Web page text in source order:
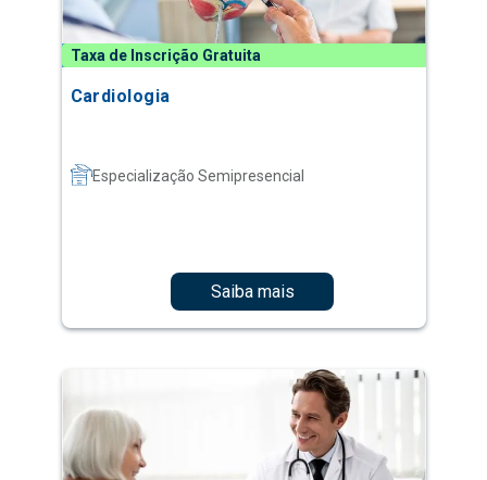
Taxa de Inscrição Gratuita
Cardiologia
Especialização Semipresencial
Saiba mais